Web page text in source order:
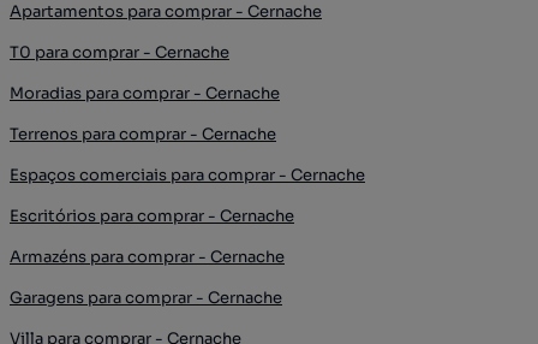
Apartamentos para comprar - Cernache
T0 para comprar - Cernache
Moradias para comprar - Cernache
Terrenos para comprar - Cernache
Espaços comerciais para comprar - Cernache
Escritórios para comprar - Cernache
Armazéns para comprar - Cernache
Garagens para comprar - Cernache
Villa para comprar - Cernache